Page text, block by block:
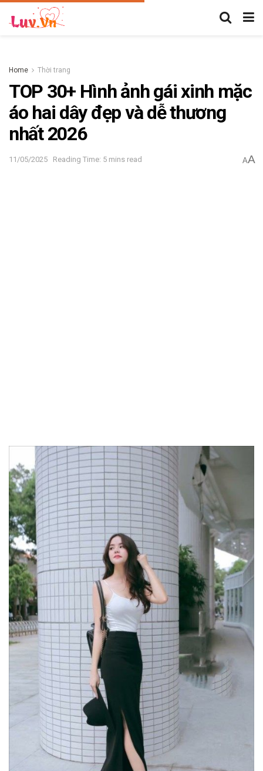
Home Thời trang
TOP 30+ Hình ảnh gái xinh mặc
áo hai dây đẹp và dễ thương
nhất 2026
11/05/2025 Reading Time: 5 mins read AA